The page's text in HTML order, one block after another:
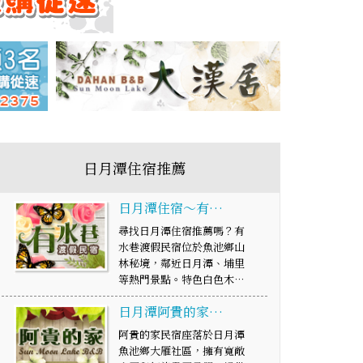
日月潭住宿推薦
日月潭住宿～有…
尋找日月潭住宿推薦嗎？有
水巷渡假民宿位於魚池鄉山
林秘境，鄰近日月潭、埔里
等熱門景點。特色白色木…
日月潭阿貴的家…
阿貴的家民宿座落於日月潭
魚池鄉大雁社區，擁有寬敞